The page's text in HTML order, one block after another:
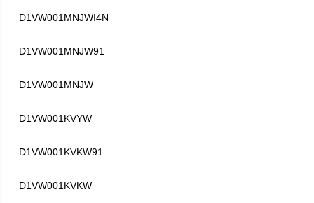
D1VW001MNJWI4N
D1VW001MNJW91
D1VW001MNJW
D1VW001KVYW
D1VW001KVKW91
D1VW001KVKW